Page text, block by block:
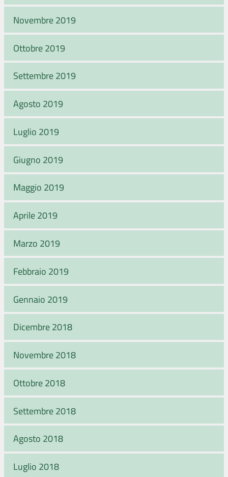
Novembre 2019
Ottobre 2019
Settembre 2019
Agosto 2019
Luglio 2019
Giugno 2019
Maggio 2019
Aprile 2019
Marzo 2019
Febbraio 2019
Gennaio 2019
Dicembre 2018
Novembre 2018
Ottobre 2018
Settembre 2018
Agosto 2018
Luglio 2018